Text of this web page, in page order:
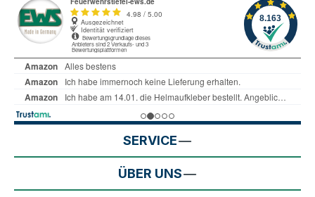
SERVICE
ÜBER UNS